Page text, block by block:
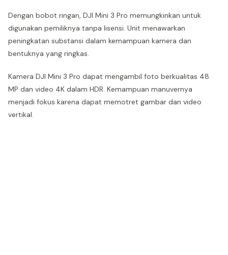
Dengan bobot ringan, DJI Mini 3 Pro memungkinkan untuk
digunakan pemiliknya tanpa lisensi. Unit menawarkan
peningkatan substansi dalam kemampuan kamera dan
bentuknya yang ringkas.
Kamera DJI Mini 3 Pro dapat mengambil foto berkualitas 48
MP dan video 4K dalam HDR. Kemampuan manuvernya
menjadi fokus karena dapat memotret gambar dan video
vertikal.